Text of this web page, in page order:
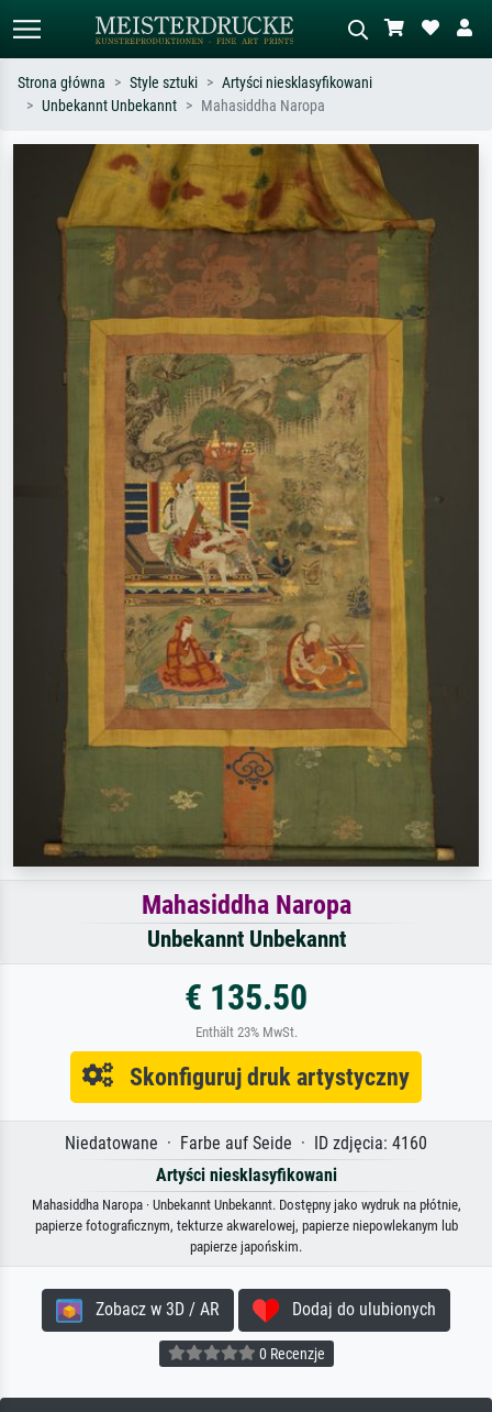
Szukaj wg artysty, tytułu lub stylu – np.
Monet, Gwiaździsta noc,
impresjonizm, fala Hokusaia, akt.
Opisz scenę – np. zielona łąka,
abstrakcja z czerwienią, ciemny olej,
stojący akt obok drzewa.
Strona główna Style sztuki
Artyści niesklasyfikowani
Unbekannt Unbekannt
Mahasiddha Naropa
Mahasiddha Naropa
Unbekannt Unbekannt
€ 135.50
Enthält 23% MwSt.
Skonfiguruj druk artystyczny
Niedatowane · Farbe auf Seide · ID zdjęcia: 4160
Artyści niesklasyfikowani
Mahasiddha Naropa · Unbekannt Unbekannt. Dostępny jako wydruk na płótnie,
papierze fotograficznym, tekturze akwarelowej, papierze niepowlekanym lub
papierze japońskim.
Zobacz w 3D / AR Dodaj do ulubionych
0 Recenzje